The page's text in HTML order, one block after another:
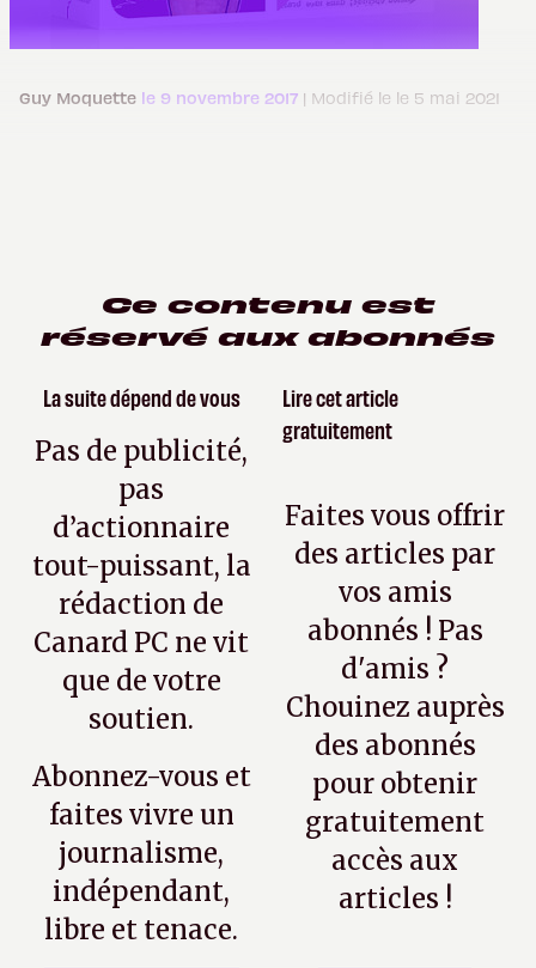
Guy Moquette le 9 novembre 2017 | Modifié le le 5 mai 2021
Ce contenu est
réservé aux abonnés
La suite dépend de vous
Pas de publicité,
pas
d’actionnaire
tout-puissant, la
rédaction de
Canard PC ne vit
que de votre
soutien.
Abonnez-vous et
faites vivre un
journalisme,
indépendant,
libre et tenace.
Lire cet article
gratuitement
Faites vous offrir
des articles par
vos amis
abonnés ! Pas
d'amis ?
Chouinez auprès
des abonnés
pour obtenir
gratuitement
accès aux
articles !